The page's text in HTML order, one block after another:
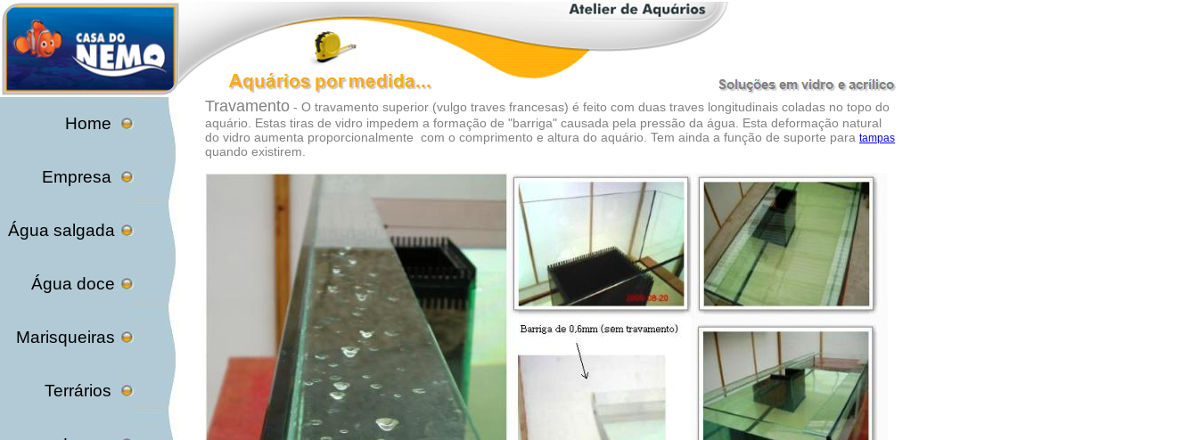
Home
Empresa
Água salgada
Água doce
Marisqueiras
Terrários
Travamento - O travamento superior (vulgo traves francesas) é feito com duas traves longitudinais coladas no topo do
aquário. Estas tiras de vidro impedem a formação de "barriga" causada pela pressão da água. Esta deformação natural
do vidro aumenta proporcionalmente com o comprimento e altura do aquário. Tem ainda a função de suporte para tampas
quando existirem.